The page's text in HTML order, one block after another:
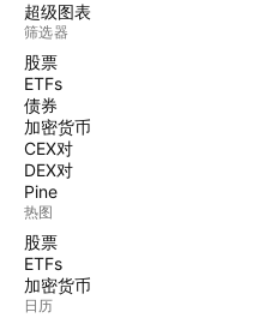
超级图表
筛选器
股票
ETFs
债券
加密货币
CEX对
DEX对
Pine
热图
股票
ETFs
加密货币
日历